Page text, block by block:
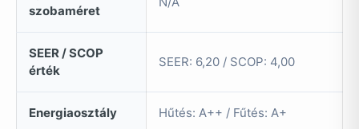
szobaméret
SEER / SCOP
érték
SEER: 6,20 / SCOP: 4,00
Energiaosztály Hűtés: A++ / Fűtés: A+